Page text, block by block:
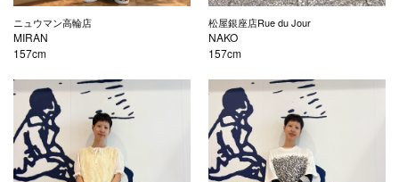
ニュウマン高輪店
MIRAN
157cm
松屋銀座店Rue du Jour
NAKO
157cm